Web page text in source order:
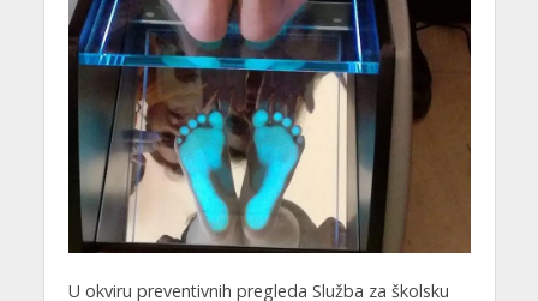
U okviru preventivnih pregleda Služba za školsku